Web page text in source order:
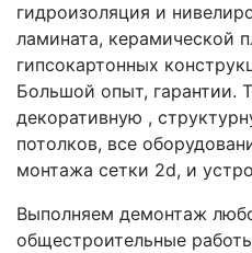
гидроизоляция и
ламината, керамической
гипсокартонных
Большой опыт, гарантии.
декоративную ,
потолков, все
монтажа сетки 2d, и
Выполняем демонтаж
общестроительные